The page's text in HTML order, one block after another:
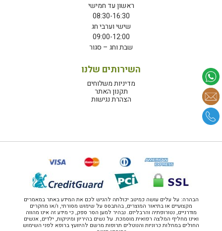
ראשון עד חמישי
08:30-16:30
שישי וערבי חג
09:00-12:00
שבת וחג – סגור
השירותים שלנו
מדיניות משלוחים
תקנון האתר
הצהרת נגישות
הבהרה: על עלים עושה כמיטב יכולתה להגיש לכם את המידע באתר במאמרים
מקצועיים או בתיאור המוצרים, בהתבסס על שימוש מסורתי, ו/או מחקרים
מודרניים, נטורופתיה והרבליזם. נבהיר למען הסר ספק, כי מידע זה אינו מהווה
ואינו מחליף המלצה רפואית מוסמכת. על נשים בהיריון ומיניקות, ילדים, אנשים
החולים במחלות כרוניות והנוטלים תרופות מרשם להיוועץ ברופא לפני השימוש